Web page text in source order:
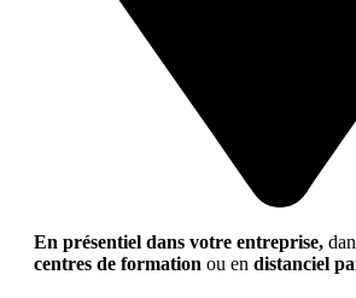
En présentiel dans votre entreprise,
centres de formation ou en distanciel